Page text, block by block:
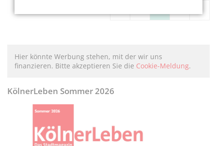
Hier könnte Werbung stehen, mit der wir uns
finanzieren. Bitte akzeptieren Sie die Cookie-Meldung.
KölnerLeben Sommer 2026